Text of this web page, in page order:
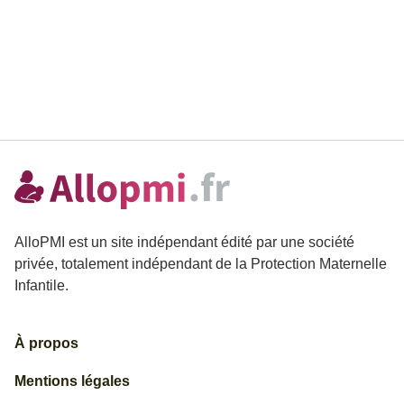
AlloPMI est un site indépendant édité par une société
privée, totalement indépendant de la Protection Maternelle
Infantile.
À propos
Mentions légales